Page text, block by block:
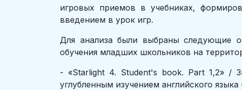
игровых приемов в учебниках,
введением в урок игр.
Для анализа были выбраны следующие
обучения младших школьников на
- «Starlight 4. Student's book. Part 1,2» /
углубленным изучением английского